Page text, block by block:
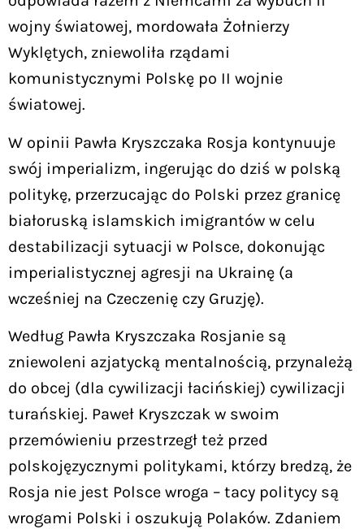
wojny światowej, mordowała Żołnierzy
Wyklętych, zniewoliła rządami
komunistycznymi Polskę po II wojnie
światowej.
W opinii Pawła Kryszczaka Rosja kontynuuje
swój imperializm, ingerując do dziś w polską
politykę, przerzucając do Polski przez granicę
białoruską islamskich imigrantów w celu
destabilizacji sytuacji w Polsce, dokonując
imperialistycznej agresji na Ukrainę (a
wcześniej na Czeczenię czy Gruzję).
Według Pawła Kryszczaka Rosjanie są
zniewoleni azjatycką mentalnością, przynależą
do obcej (dla cywilizacji łacińskiej) cywilizacji
turańskiej. Paweł Kryszczak w swoim
przemówieniu przestrzegł też przed
polskojęzycznymi politykami, którzy bredzą, że
Rosja nie jest Polsce wroga – tacy politycy są
wrogami Polski i oszukują Polaków. Zdaniem